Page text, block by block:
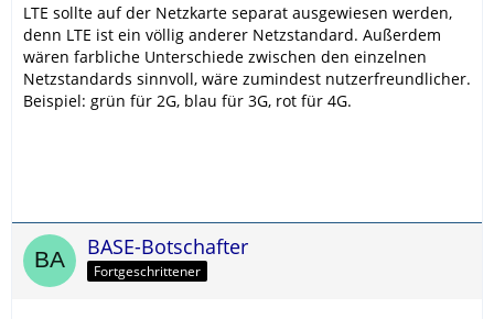
LTE sollte auf der Netzkarte separat ausgewiesen werden,
denn LTE ist ein völlig anderer Netzstandard. Außerdem
wären farbliche Unterschiede zwischen den einzelnen
Netzstandards sinnvoll, wäre zumindest nutzerfreundlicher.
Beispiel: grün für 2G, blau für 3G, rot für 4G.
BASE-Botschafter
Fortgeschrittener